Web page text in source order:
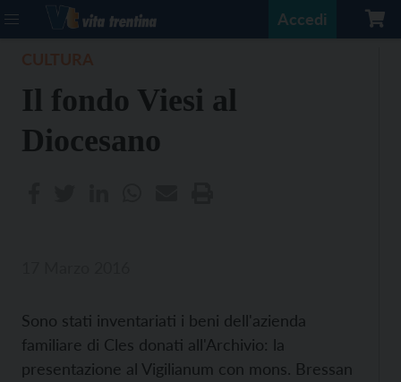
Accedi
Il fondo Viesi al
Diocesano
Sono stati inventariati i beni dell'azienda
familiare di Cles donati all'Archivio: la
presentazione al Vigilianum con mons. Bressan